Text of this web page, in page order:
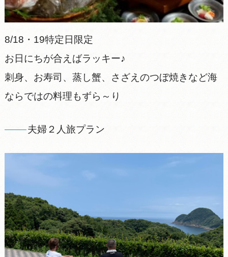
8/18・19特定日限定
お日にちが合えばラッキー♪
刺身、お寿司、蒸し蟹、さざえのつぼ焼きなど海
ならではの料理もずら～り
夫婦２人旅プラン